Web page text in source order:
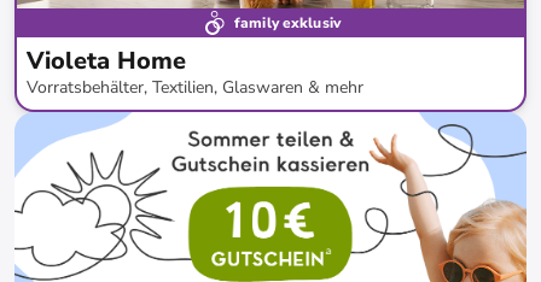
family exklusiv
Violeta Home
Vorratsbehälter, Textilien, Glaswaren & mehr
80%* Preisknaller Bestand erweitert